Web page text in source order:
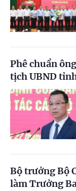
Phê chuẩn
tịch UBND
Bộ trưởng Bộ
làm Trưởng